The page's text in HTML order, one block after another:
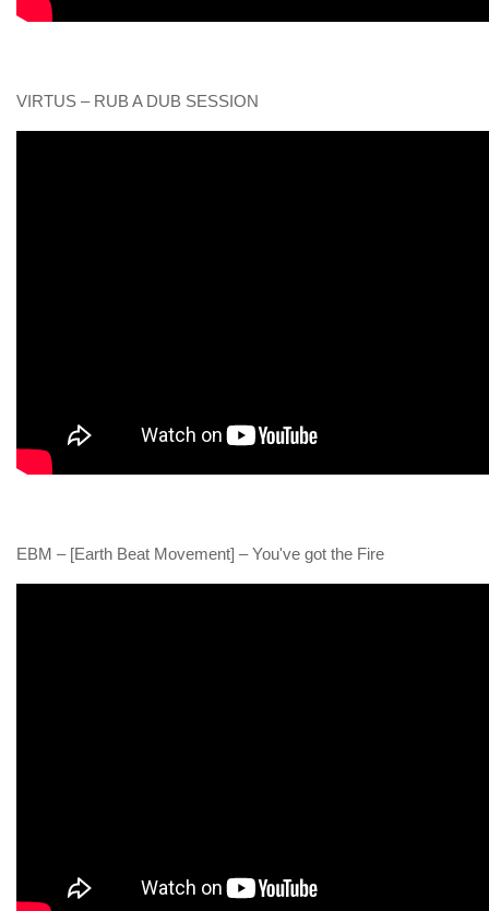
VIRTUS – RUB A DUB SESSION
EBM – [Earth Beat Movement] – You've got the Fire